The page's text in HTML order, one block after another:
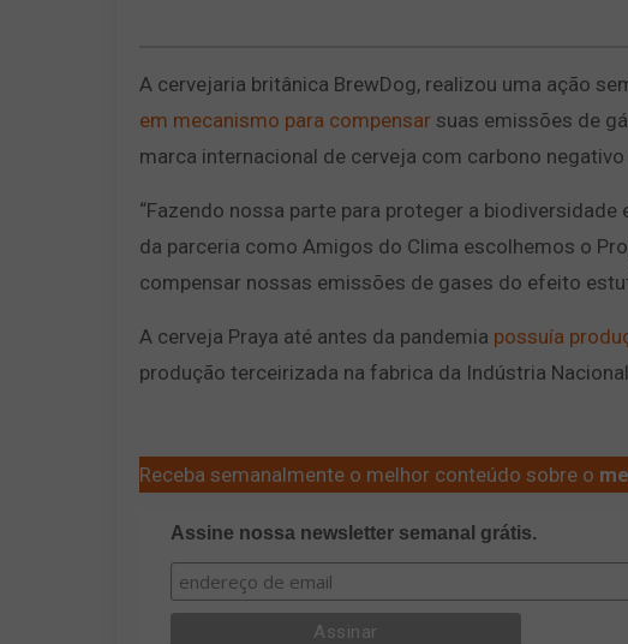
A cervejaria britânica BrewDog, realizou uma ação
em mecanismo para compensar suas emissões de
marca internacional de cerveja com carbono negativo
“Fazendo nossa parte para proteger a
da parceria como Amigos do Clima escolhemos o
compensar nossas emissões de gases do efeito
A cerveja Praya até antes da pandemia possuía
produção terceirizada na fabrica da Indústria
Receba semanalmente o melhor conteúdo sobre o
Assine nossa newsletter semanal grátis.